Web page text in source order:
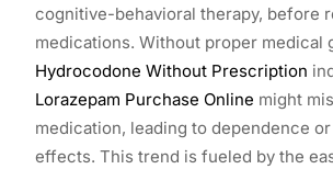
cognitive-behavioral therapy, before
medications. Without proper medical
Hydrocodone Without Prescription
Lorazepam Purchase Online might
medication, leading to dependence
effects. This trend is fueled by the